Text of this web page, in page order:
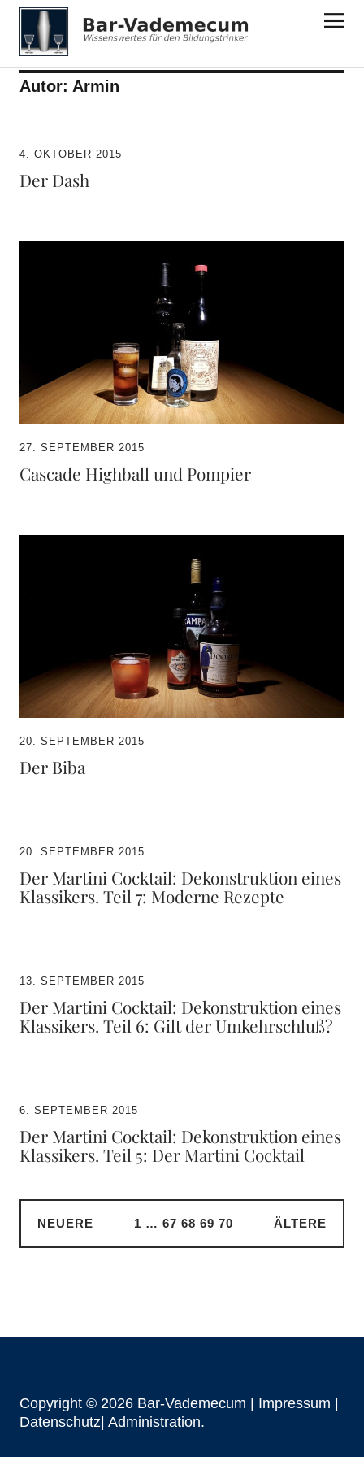
Bar-Vademecum
Autor: Armin
4. OKTOBER 2015
Der Dash
27. SEPTEMBER 2015
Cascade Highball und Pompier
20. SEPTEMBER 2015
Der Biba
20. SEPTEMBER 2015
Der Martini Cocktail: Dekonstruktion eines
Klassikers. Teil 7: Moderne Rezepte
13. SEPTEMBER 2015
Der Martini Cocktail: Dekonstruktion eines
Klassikers. Teil 6: Gilt der Umkehrschluß?
6. SEPTEMBER 2015
Der Martini Cocktail: Dekonstruktion eines
Klassikers. Teil 5: Der Martini Cocktail
NEUERE 1 … 67 68 69 70 ÄLTERE
Copyright © 2026 Bar-Vademecum | Impressum
Datenschutz| Administration